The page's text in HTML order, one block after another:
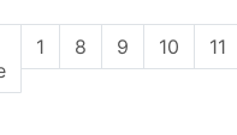
1 8 9 10 11